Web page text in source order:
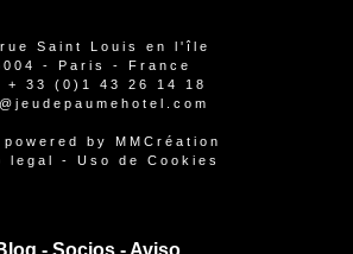
Saint Louis en l'île
- Paris - France
+ 33 (0)1 43 26 14 18
powered by MMCréation
legal
- Uso de Cookies
- Socios- Aviso